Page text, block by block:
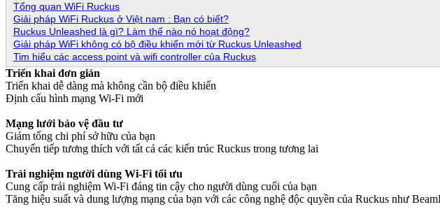
Tổng quan WiFi Ruckus
Giải pháp WiFi Ruckus ở Việt nam : Bạn có biết?
Ruckus Unleashed là gì? Làm thế nào nó hoạt động?
Giải pháp WiFi không có bộ điều khiển mới từ Ruckus Unleashed
Tim hiểu các access point và wifi controller của Ruckus
Triển khai đơn giản
Triển khai dễ dàng mà không cần bộ điều khiển
Định cấu hình mạng Wi-Fi mới
Mạng lưới bảo vệ đầu tư
Giảm tổng chi phí sở hữu của bạn
Chuyển tiếp tương thích với tất cả các kiến ​​trúc Ruckus trong tương lai
Trải nghiệm người dùng Wi-Fi tối ưu
Cung cấp trải nghiệm Wi-Fi đáng tin cậy cho người dùng cuối của bạn
Tăng hiệu suất và dung lượng mạng của bạn với các công nghệ độc quyền của Ruckus như